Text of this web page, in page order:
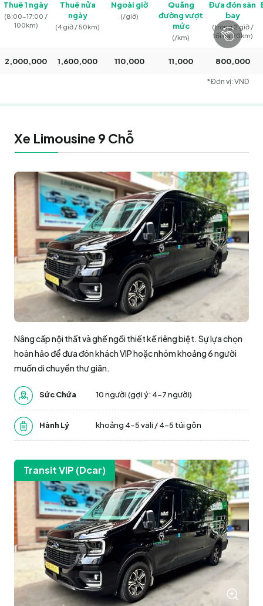
Thuê 1 ngày
(8:00–17:00 /
100km)
Thuê nửa
ngày
(4 giờ / 50km)
Ngoài giờ
(/giờ)
Quãng
đường vượt
mức
(/km)
Đưa đón sân
bay
(trong 2 giờ /
tối đa 20km)
2,000,000 1,600,000 110,000 11,000 800,000
*Đơn vị: VND
Xe Limousine 9 Chỗ
Nâng cấp nội thất và ghế ngồi thiết kế riêng biệt. Sự lựa chọn
hoàn hảo để đưa đón khách VIP hoặc nhóm khoảng 6 người
muốn di chuyển thư giãn.
Sức Chứa 10 người (gợi ý: 4-7 người)
Hành Lý khoảng 4-5 vali / 4-5 túi gôn
Transit VIP (Dcar)